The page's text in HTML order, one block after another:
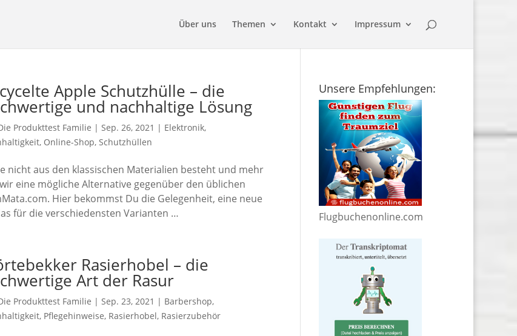
Über uns Themen Kontakt Impressum
Apple Schutzhülle – die
und nachhaltige Lösung
Produkttest Familie |Sep. 26, 2021 | Elektronik,
, Online-Shop,Schutzhüllen
nicht aus den klassischen Materialien besteht und mehr
eine mögliche Alternative gegenüber den üblichen
Hier bekommst Du die Gelegenheit, eine neue
für die verschiedensten Varianten …
Rasierhobel – die
Art der Rasur
Produkttest Familie |Sep. 23, 2021 | Barbershop,
, Pflegehinweise, Rasierhobel, Rasierzubehör
Unsere Empfehlungen:
Flugbuchenonline.com